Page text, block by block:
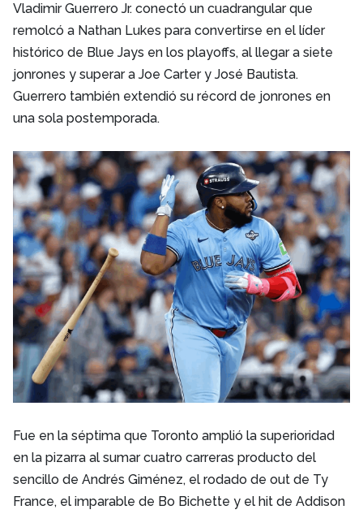
Vladimir Guerrero Jr. conectó un cuadrangular que
remolcó a Nathan Lukes para convertirse en el líder
histórico de Blue Jays en los playoffs, al llegar a siete
jonrones y superar a Joe Carter y José Bautista.
Guerrero también extendió su récord de jonrones en
una sola postemporada.
Fue en la séptima que Toronto amplió la superioridad
en la pizarra al sumar cuatro carreras producto del
sencillo de Andrés Giménez, el rodado de out de Ty
France, el imparable de Bo Bichette y el hit de Addison